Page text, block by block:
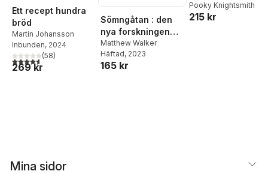
Ett recept hundra
bröd
Martin Johansson
Inbunden, 2024
4,6utav 5 stjärnor. Totalt antal röster:
(58)
269 kr
Sömngåtan : den
nya forskningen
om sömn och
drömmar
Matthew Walker
Häftad, 2023
165 kr
Pooky Knightsmith
215 kr
Mina sidor